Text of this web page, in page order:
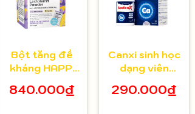
Bột tăng đề
kháng HAPPi
Baby Úc cho
840.000₫
Canxi sinh học
dạng viên
bé từ 8 tuổi 30
290.000₫